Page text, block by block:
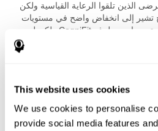
This website uses cookies
We use cookies to personalise
provide social media features
الذين تلقوا الرعاية القياسية ولكن
تشير إلى انخفاض واضح في مستويات
الإكتئاب عند المجموعة التي تم تدريبها من طرف CogniFit ولكن ليس
هؤلاء كان لديهم عدد أقل من
في علم هيكلة الدماغ أكثر من 3 سنوات: آثار الإجهاد؟ أرشيف الطب النفسي العام. 2008;
س, باروخ ب, لفلور مف, سكوبين إ, ريزر م,